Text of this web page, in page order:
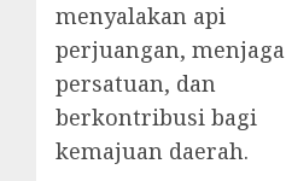
menyalakan api
perjuangan, menjaga
persatuan, dan
berkontribusi bagi
kemajuan daerah.